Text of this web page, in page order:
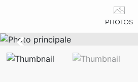
PHOTOS